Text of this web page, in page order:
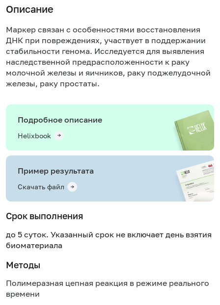
Описание
Маркер связан с особенностями восстановления
ДНК при повреждениях, участвует в поддержании
стабильности генома. Исследуется для выявления
наследственной предрасположенности к раку
молочной железы и яичников, раку поджелудочной
железы, раку простаты.
Подробное описание
Helixbook
Пример результата
Скачать файл
Срок выполнения
до 5 суток. Указанный срок не включает день взятия
биоматериала
Методы
Полимеразная цепная реакция в режиме реального
времени